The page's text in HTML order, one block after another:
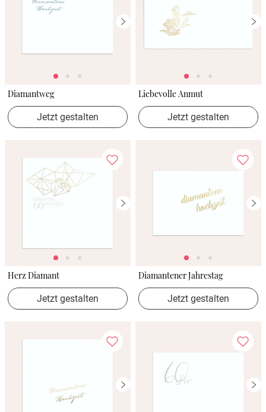
Diamantweg
Jetzt gestalten
Liebevolle Anmut
Jetzt gestalten
Herz Diamant
Jetzt gestalten
Diamantener Jahrestag
Jetzt gestalten